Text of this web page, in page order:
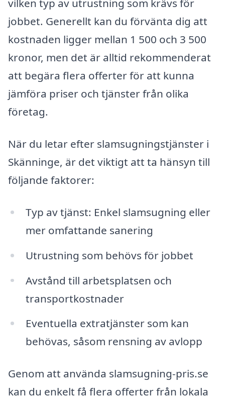
vilken typ av utrustning som krävs för
jobbet. Generellt kan du förvänta dig att
kostnaden ligger mellan 1 500 och 3 500
kronor, men det är alltid rekommenderat
att begära flera offerter för att kunna
jämföra priser och tjänster från olika
företag.
När du letar efter slamsugningstjänster i
Skänninge, är det viktigt att ta hänsyn till
följande faktorer:
Typ av tjänst: Enkel slamsugning eller
mer omfattande sanering
Utrustning som behövs för jobbet
Avstånd till arbetsplatsen och
transportkostnader
Eventuella extratjänster som kan
behövas, såsom rensning av avlopp
Genom att använda slamsugning-pris.se
kan du enkelt få flera offerter från lokala